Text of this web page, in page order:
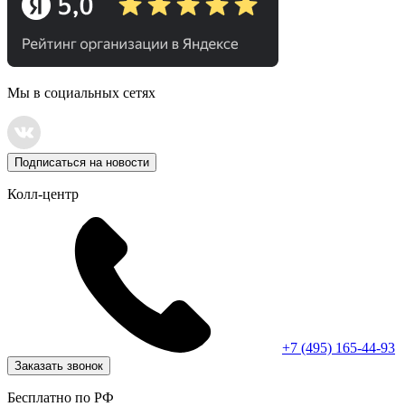
Мы в социальных сетях
Подписаться на новости
Колл-центр
+7 (495) 165-44-93
Заказать звонок
Бесплатно по РФ